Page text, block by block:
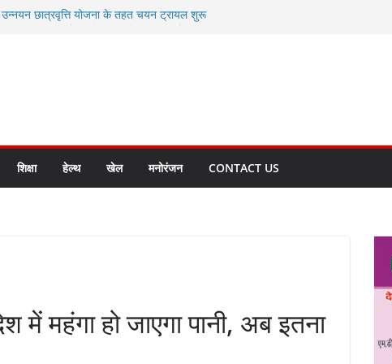
उन्नयन छात्रवृत्ति योजना के तहत चयन ट्रायल शुरू
के लिए अल्मोड़ा की गर्विता भाकुनी का
मित्र कैडेट्स का हुआ है चयन
सबसे बड़ी ताकत : मुख्यमंत्री पुष्कर सिंह धामी
बनाने के संकल्प को करना होगा साकार- मुख्यमंत्री
शिक्षा हेल्थ खेल मनोरंजन CONTACT US
महंगा हो जाएगा पानी, अब इतना